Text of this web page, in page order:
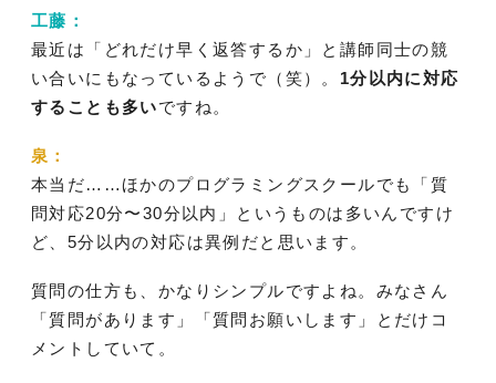
工藤：
最近は「どれだけ早く返答するか」と講師同士の競
い合いにもなっているようで（笑）。 1分以内に対応
することも多いですね。
泉：
本当だ……ほかのプログラミングスクールでも「質
問対応20分〜30分以内」というものは多いんですけ
ど、5分以内の対応は異例だと思います。
質問の仕方も、かなりシンプルですよね。みなさん
「質問があります」「質問お願いします」とだけコ
メントしていて。